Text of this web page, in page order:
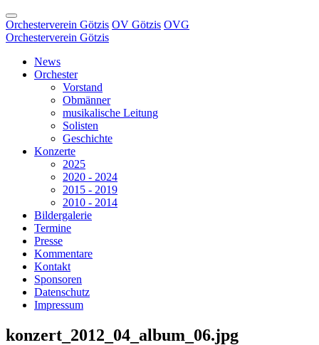
Orchesterverein Götzis OV Götzis OVG
Orchesterverein Götzis
News
Orchester
Vorstand
Obmänner
musikalische Leitung
Solisten
Geschichte
Konzerte
2025
2020 - 2024
2015 - 2019
2010 - 2014
Bildergalerie
Termine
Presse
Kommentare
Kontakt
Sponsoren
Datenschutz
Impressum
konzert_2012_04_album_06.jpg